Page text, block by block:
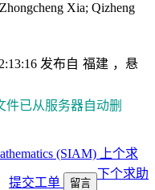
Xia; Qizheng
发布自 福建 ，悬
件已从服务器自动删
上个求
下个求助
提交工单 留言